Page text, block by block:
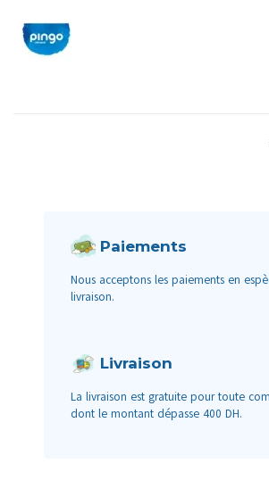
Paiements
Nous acceptons les paiements en
livraison.
Livraison
La livraison est gratuite pour toute
dont le montant dépasse 400 DH.